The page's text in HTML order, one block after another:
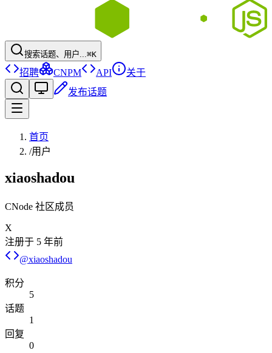
搜索话题、用户...⌘K
招聘 CNPM API
关于
发布话题
首页
/用户
xiaoshadou
CNode 社区成员
X
注册于 5 年前
@xiaoshadou
积分
5
话题
1
回复
0